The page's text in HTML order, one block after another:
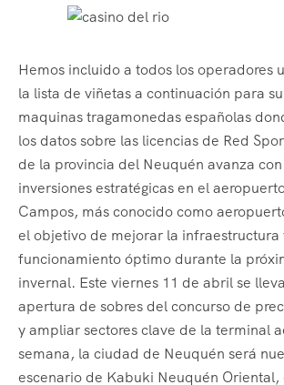
Hemos incluido a todos los operadores
la lista de viñetas a continuación para
maquinas tragamonedas españolas
los datos sobre las licencias de Red
de la provincia del Neuquén avanza
inversiones estratégicas en el
Campos, más conocido como
el objetivo de mejorar la infraestructura
funcionamiento óptimo durante la
invernal. Este viernes 11 de abril se
apertura de sobres del concurso de
y ampliar sectores clave de la terminal
semana, la ciudad de Neuquén será
escenario de Kabuki Neuquén